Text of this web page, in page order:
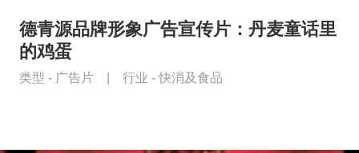
德青源品牌形象广告宣传片：丹麦童话里
的鸡蛋
类型 - 广告片 行业 -快消及食品